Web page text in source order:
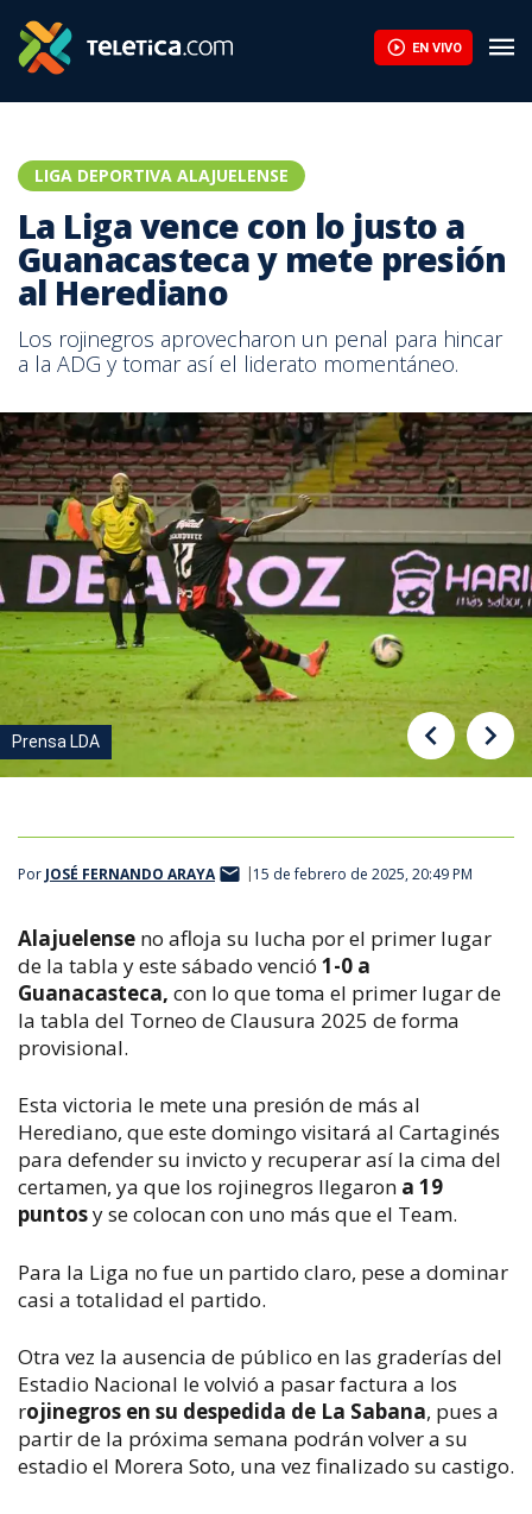
EN VIVO
LIGA DEPORTIVA ALAJUELENSE
La Liga vence con lo justo a
Guanacasteca y mete presión
al Herediano
Los rojinegros aprovecharon un penal para hincar
a la ADG y tomar así el liderato momentáneo.
Prensa LDA
Alajuelense. LDA
Por JOSÉ FERNANDO ARAYA 15 de febrero de 2025, 20:49 PM
Alajuelense no afloja su lucha por el primer lugar
de la tabla y este sábado venció 1-0 a
Guanacasteca, con lo que toma el primer lugar de
la tabla del Torneo de Clausura 2025 de forma
provisional.
Esta victoria le mete una presión de más al
Herediano, que este domingo visitará al Cartaginés
para defender su invicto y recuperar así la cima del
certamen, ya que los rojinegros llegaron a 19
puntosy se colocan con uno más que el Team.
Para la Liga no fue un partido claro, pese a dominar
casi a totalidad el partido.
Otra vez la ausencia de público en las graderías del
Estadio Nacional le volvió a pasar factura a los
rojinegros en su despedida de La Sabana, pues a
partir de la próxima semana podrán volver a su
estadio el Morera Soto, una vez finalizado su castigo.